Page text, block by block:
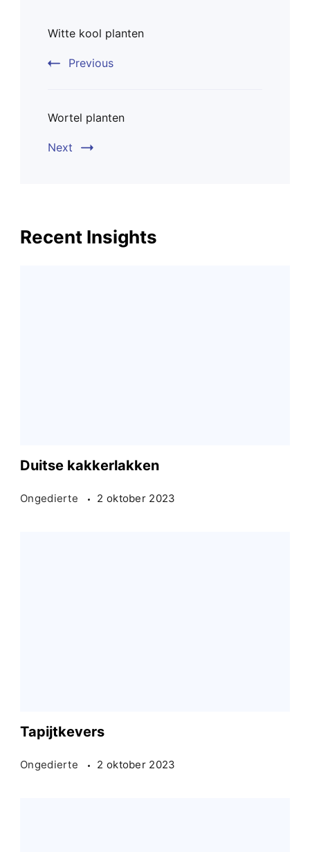
Navigation
Witte kool planten
Previous
Wortel planten
Next
Recent Insights
Duitse kakkerlakken
Ongedierte 2 oktober 2023
Tapijtkevers
Ongedierte 2 oktober 2023